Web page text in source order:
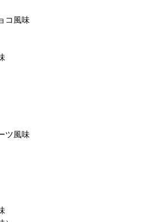
コ風味
ツ風味